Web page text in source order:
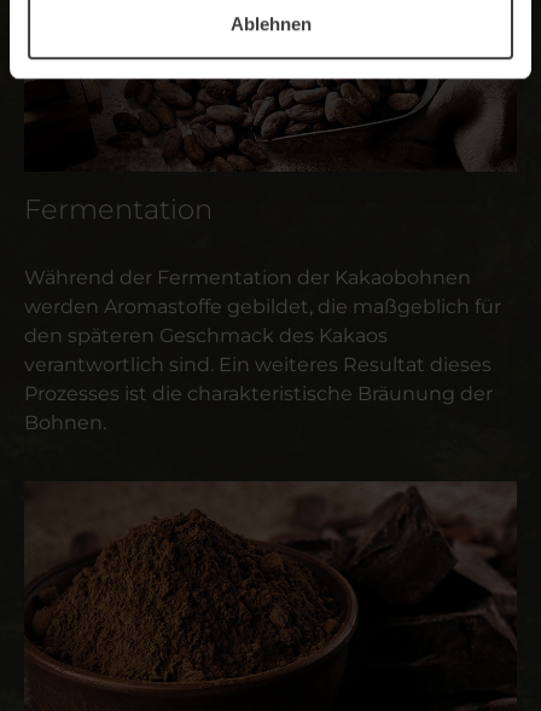
Ablehnen
Fermentation
Während der Fermentation der Kakaobohnen
werden Aromastoffe gebildet, die maßgeblich für
den späteren Geschmack des Kakaos
verantwortlich sind. Ein weiteres Resultat dieses
Prozesses ist die charakteristische Bräunung der
Bohnen.